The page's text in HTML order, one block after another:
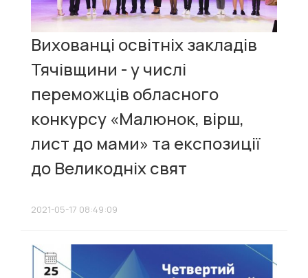
Вихованці освітніх закладів
Тячівщини - у числі
переможців обласного
конкурсу «Малюнок, вірш,
лист до мами» та експозиції
до Великодніх свят
2021-05-17 08:49:09